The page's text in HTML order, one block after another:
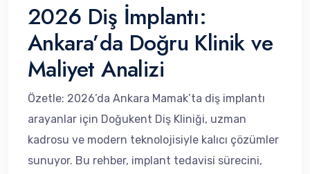
2026 Diş İmplantı:
Ankara’da Doğru Klinik ve
Maliyet Analizi
Özetle: 2026’da Ankara Mamak’ta diş implantı
arayanlar için Doğukent Diş Kliniği, uzman
kadrosu ve modern teknolojisiyle kalıcı çözümler
sunuyor. Bu rehber, implant tedavisi sürecini,